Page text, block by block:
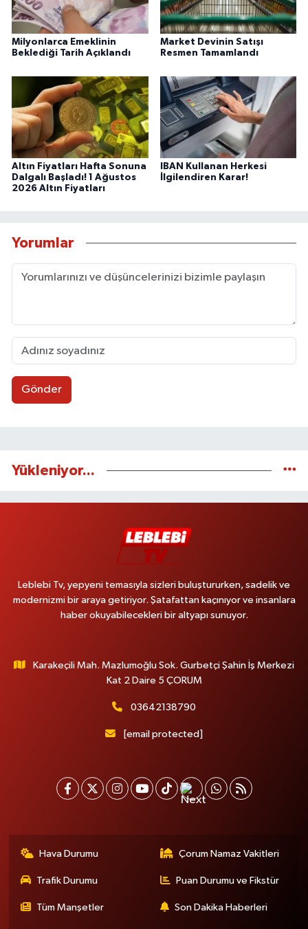
Milyonlarca Emeklinin
Beklediği Tarih Açıklandı
Market Devinin Satışı
Resmen Tamamlandı
Altın Fiyatları Hafta Sonuna
Dalgalı Başladı! 1 Ağustos
2026 Altın Fiyatları
IBAN Kullanan Herkesi
İlgilendiren Karar!
Yorumlar
Gönder
Yükleniyor...
Leblebi Tv, yepyeni temasıyla sizleri buluştururken, sadelik ve
modernizmi bir araya getiriyor. Şatafattan kaçınıyor ve insanlara
haber okuyabilecekleri bir altyapı sunuyor.
Karakeçili Mah. Mazlumoğlu Sok. Gurbetçi Şahin İş Merkezi
Kat 2 Daire 5 ÇORUM
03642138790
[email protected]
Hava Durumu Çorum Namaz Vakitleri
Trafik Durumu Puan Durumu ve Fikstür
Tüm Manşetler Son Dakika Haberleri